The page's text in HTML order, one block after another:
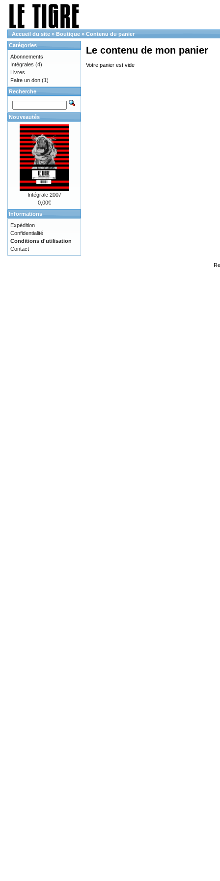
Accueil du site » Boutique » Contenu du panier
Le contenu de mon panier
Votre panier est vide
Catégories
Abonnements
Intégrales (4)
Livres
Faire un don (1)
Recherche
Nouveautés
Intégrale 2007
0,00€
Informations
Expédition
Confidentialité
Conditions d'utilisation
Contact